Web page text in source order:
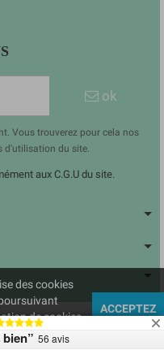
ok
Vous trouverez pour cela nos
d'utilisation du site.
aux C.G.U du site.
Réalisé par ARTUALITE
des cookies
de cookies
ACCEPTEZ
bien” 56 avis